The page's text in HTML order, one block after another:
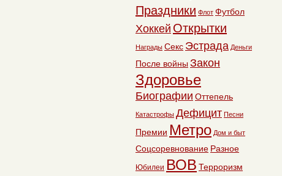
Праздники Флот Футбол
Хоккей Открытки
Награды Секс Эстрада Деньги
После войны Закон
Здоровье
Биографии Оттепель
Катастрофы Дефицит Песни
Премии Метро Дом и быт
Соцсоревнование Разное
Юбилеи ВОВ Терроризм